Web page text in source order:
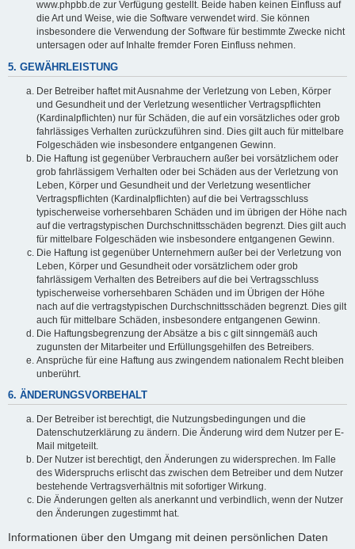
www.phpbb.de zur Verfügung gestellt. Beide haben keinen Einfluss auf
die Art und Weise, wie die Software verwendet wird. Sie können
insbesondere die Verwendung der Software für bestimmte Zwecke nicht
untersagen oder auf Inhalte fremder Foren Einfluss nehmen.
5. GEWÄHRLEISTUNG
Der Betreiber haftet mit Ausnahme der Verletzung von Leben, Körper
und Gesundheit und der Verletzung wesentlicher Vertragspflichten
(Kardinalpflichten) nur für Schäden, die auf ein vorsätzliches oder grob
fahrlässiges Verhalten zurückzuführen sind. Dies gilt auch für mittelbare
Folgeschäden wie insbesondere entgangenen Gewinn.
Die Haftung ist gegenüber Verbrauchern außer bei vorsätzlichem oder
grob fahrlässigem Verhalten oder bei Schäden aus der Verletzung von
Leben, Körper und Gesundheit und der Verletzung wesentlicher
Vertragspflichten (Kardinalpflichten) auf die bei Vertragsschluss
typischerweise vorhersehbaren Schäden und im übrigen der Höhe nach
auf die vertragstypischen Durchschnittsschäden begrenzt. Dies gilt auch
für mittelbare Folgeschäden wie insbesondere entgangenen Gewinn.
Die Haftung ist gegenüber Unternehmern außer bei der Verletzung von
Leben, Körper und Gesundheit oder vorsätzlichem oder grob
fahrlässigem Verhalten des Betreibers auf die bei Vertragsschluss
typischerweise vorhersehbaren Schäden und im Übrigen der Höhe
nach auf die vertragstypischen Durchschnittsschäden begrenzt. Dies gilt
auch für mittelbare Schäden, insbesondere entgangenen Gewinn.
Die Haftungsbegrenzung der Absätze a bis c gilt sinngemäß auch
zugunsten der Mitarbeiter und Erfüllungsgehilfen des Betreibers.
Ansprüche für eine Haftung aus zwingendem nationalem Recht bleiben
unberührt.
6. ÄNDERUNGSVORBEHALT
Der Betreiber ist berechtigt, die Nutzungsbedingungen und die
Datenschutzerklärung zu ändern. Die Änderung wird dem Nutzer per E-
Mail mitgeteilt.
Der Nutzer ist berechtigt, den Änderungen zu widersprechen. Im Falle
des Widerspruchs erlischt das zwischen dem Betreiber und dem Nutzer
bestehende Vertragsverhältnis mit sofortiger Wirkung.
Die Änderungen gelten als anerkannt und verbindlich, wenn der Nutzer
den Änderungen zugestimmt hat.
Informationen über den Umgang mit deinen persönlichen Daten